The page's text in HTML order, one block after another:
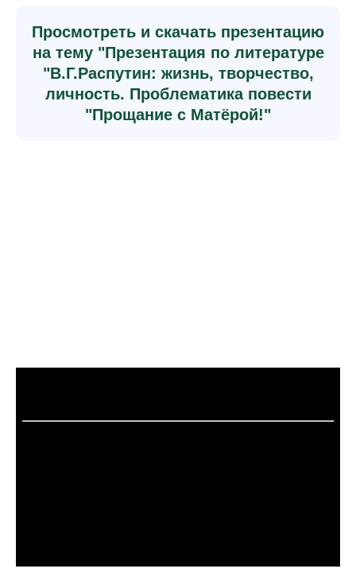
Просмотреть и скачать презентацию
на тему "Презентация по литературе
"В.Г.Распутин: жизнь, творчество,
личность. Проблематика повести
"Прощание с Матёрой!"